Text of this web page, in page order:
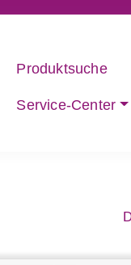
Produktsuche
Service-Center